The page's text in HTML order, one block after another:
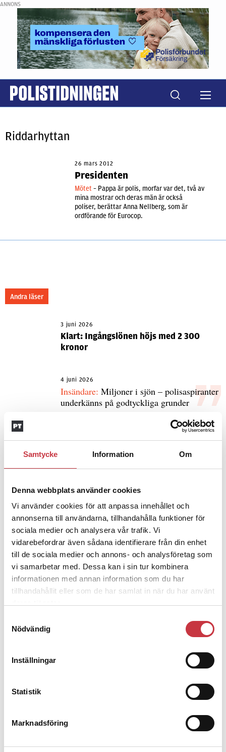
Samtycke Information Om
Denna webbplats använder cookies
Vi använder cookies för att anpassa innehållet och
annonserna till användarna, tillhandahålla funktioner för
sociala medier och analysera vår trafik. Vi
vidarebefordrar även sådana identifierare från din enhet
till de sociala medier och annons- och analysföretag som
vi samarbetar med. Dessa kan i sin tur kombinera
informationen med annan information som du har
tillhandahållit eller som de har samlat in när du har använt
Nödvändig
Inställningar
Statistik
Marknadsföring
ANNONS
Riddarhyttan
26 mars 2012
Presidenten
Mötet – Pappa är polis, morfar var det, två av
mina mostrar och deras män är också
poliser, berättar Anna Nellberg, som är
ordförande för Eurocop.
Andra läser
3 juni 2026
Klart: Ingångslönen höjs med 2 300
kronor
4 juni 2026
Insändare: Miljoner i sjön – polisaspiranter
underkänns på godtyckliga grunder
1 juni 2026
Jens Mårtensson:Snart 20 år i tjänst – nu
Polisregionen erkänner fel: ”Kommer
att rättas till”
Debatt
kunskapsstyrning – inte om forskarnas
Det är inte evidenskrav som
7 juli 2026